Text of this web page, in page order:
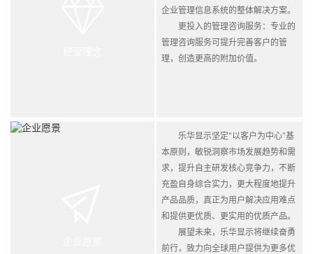
企业管理信息系统的整体解决方案。
更投入的管理咨询服务：专业的
管理咨询服务可提升完善客户的管
理，创造更高的附加价值。
乐华显示坚定"以客户为中心"基
本原则，敏锐洞察市场发展趋势和需
求，提升自主研发核心竞争力，不断
充盈自身综合实力，更大程度地提升
产品品质，真正为用户解决应用难点
和提供更优质、更实用的优质产品。
展望未来，乐华显示将继续奋勇
前行，致力向全球用户提供为更多优